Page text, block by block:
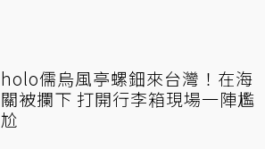
holo儒烏風亭螺鈿來台灣！在海
關被攔下 打開行李箱現場一陣尷
尬